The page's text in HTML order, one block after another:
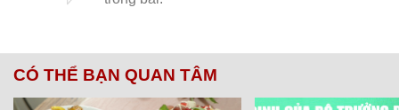
CÓ THỂ BẠN QUAN TÂM